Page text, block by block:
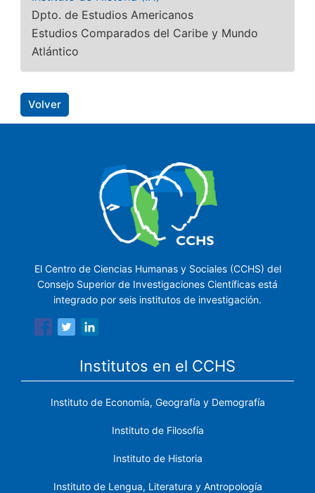
Dpto. de Estudios Americanos
Estudios Comparados del Caribe y Mundo
Atlántico
Volver
El Centro de Ciencias Humanas y Sociales (CCHS) del
Consejo Superior de Investigaciones Científicas está
integrado por seis institutos de investigación.
Institutos en el CCHS
Instituto de Economía, Geografía y Demografía
Instituto de Filosofía
Instituto de Historia
Instituto de Lengua, Literatura y Antropología